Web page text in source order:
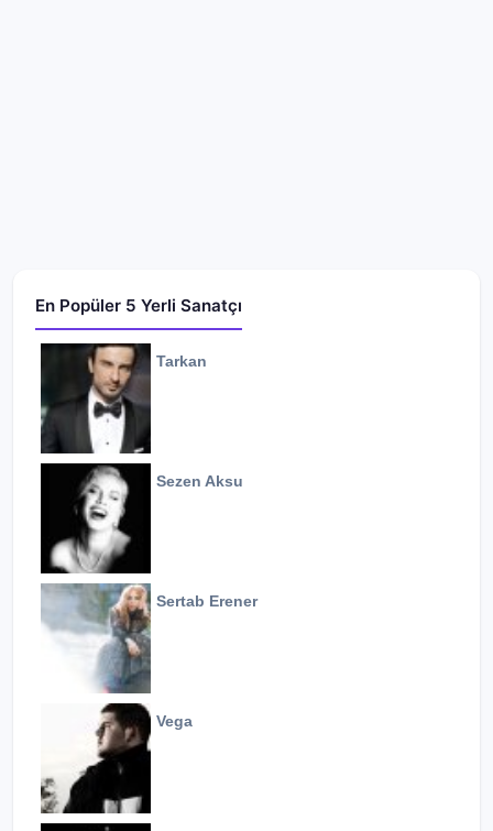
En Popüler 5 Yerli Sanatçı
Tarkan
Sezen Aksu
Sertab Erener
Vega